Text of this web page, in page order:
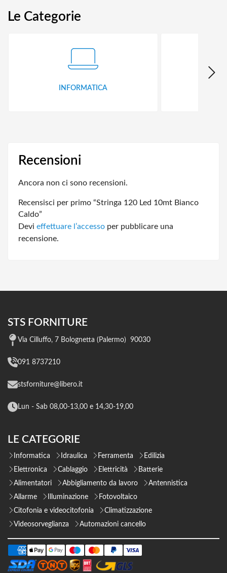
Le Categorie
INFORMATICA
Recensioni
Ancora non ci sono recensioni.
Recensisci per primo “Stringa 120 Led 10mt Bianco
Caldo”
Devi effettuare l’accesso per pubblicare una
recensione.
STS FORNITURE
Via Cilluffo, 7 Bolognetta (Palermo) 90030
091 8737210
stsforniture@libero.it
Lun - Sab 08,00-13,00 e 14,30-19,00
LE CATEGORIE
Informatica Idraulica Ferramenta
Edilizia
Elettronica
Cablaggio Elettricità
Batterie
Alimentatori
Abbigliamento da lavoro
Antennistica
Allarme
Illuminazione
Fotovoltaico
Citofonia e videocitofonia
Climatizzazione
Videosorveglianza
Automazioni cancello